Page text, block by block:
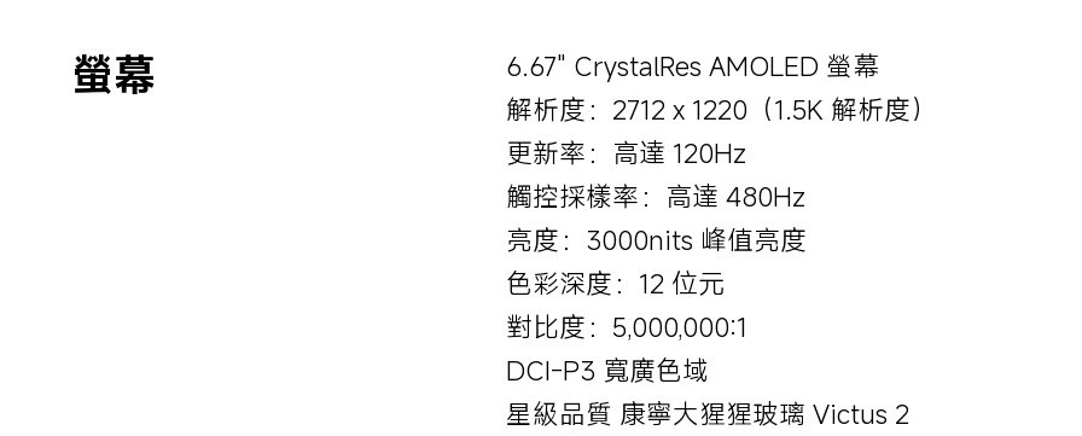
螢幕
6.67" CrystalRes AMOLED 螢幕
解析度：2712 x 1220（1.5K 解析度）
更新率：高達 120Hz
觸控採樣率：高達 480Hz
亮度：3000nits 峰值亮度
色彩深度：12 位元
對比度：5,000,000:1
DCI-P3 寬廣色域
星級品質 康寧大猩猩玻璃 Victus 2